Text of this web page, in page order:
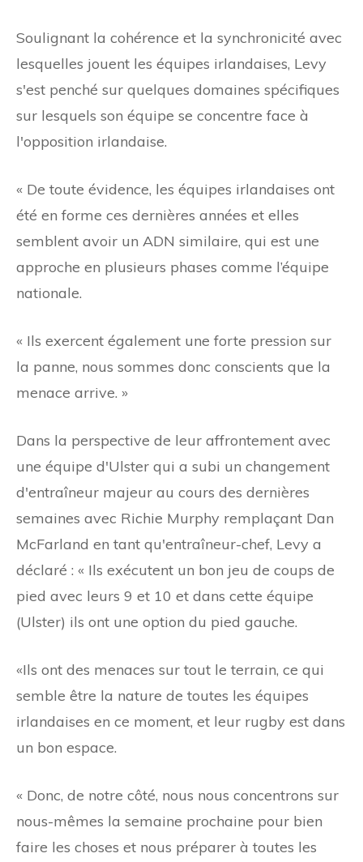
Soulignant la cohérence et la synchronicité avec
lesquelles jouent les équipes irlandaises, Levy
s'est penché sur quelques domaines spécifiques
sur lesquels son équipe se concentre face à
l'opposition irlandaise.
« De toute évidence, les équipes irlandaises ont
été en forme ces dernières années et elles
semblent avoir un ADN similaire, qui est une
approche en plusieurs phases comme l’équipe
nationale.
« Ils exercent également une forte pression sur
la panne, nous sommes donc conscients que la
menace arrive. »
Dans la perspective de leur affrontement avec
une équipe d'Ulster qui a subi un changement
d'entraîneur majeur au cours des dernières
semaines avec Richie Murphy remplaçant Dan
McFarland en tant qu'entraîneur-chef, Levy a
déclaré : « Ils exécutent un bon jeu de coups de
pied avec leurs 9 et 10 et dans cette équipe
(Ulster) ils ont une option du pied gauche.
«Ils ont des menaces sur tout le terrain, ce qui
semble être la nature de toutes les équipes
irlandaises en ce moment, et leur rugby est dans
un bon espace.
« Donc, de notre côté, nous nous concentrons sur
nous-mêmes la semaine prochaine pour bien
faire les choses et nous préparer à toutes les